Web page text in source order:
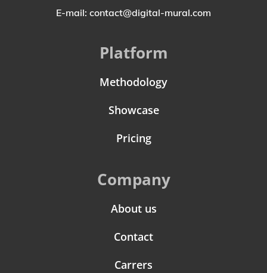
E-mail: contact@digital-mural.com
Platform
Methodology
Showcase
Pricing
Company
About us
Contact
Carrers